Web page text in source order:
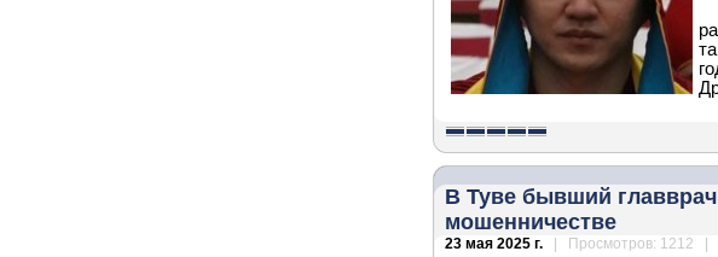
В Туве бывший
мошенничестве
23 мая 2025 г. | Просмотров: 1212 |